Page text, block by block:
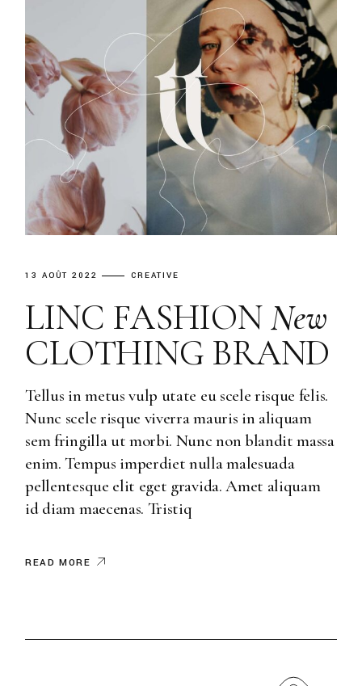
13 AOÛT 2022 CREATIVE
LINC FASHIONNew
CLOTHING BRAND
Tellus in metus vulp utate eu scele risque felis.
Nunc scele risque viverra mauris in aliquam
sem fringilla ut morbi. Nunc non blandit massa
enim. Tempus imperdiet nulla malesuada
pellentesque elit eget gravida. Amet aliquam
id diam maecenas. Tristiq
READ MORE